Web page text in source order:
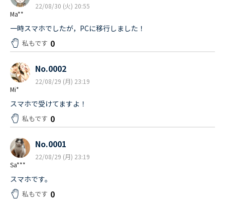
Ma**
22/08/30 (火) 20:55
一時スマホでしたが，PCに移行しました！
私もです 0
Mi*
No.0002
22/08/29 (月) 23:19
スマホで受けてますよ！
私もです 0
Sa***
No.0001
22/08/29 (月) 23:19
スマホです。
私もです 0